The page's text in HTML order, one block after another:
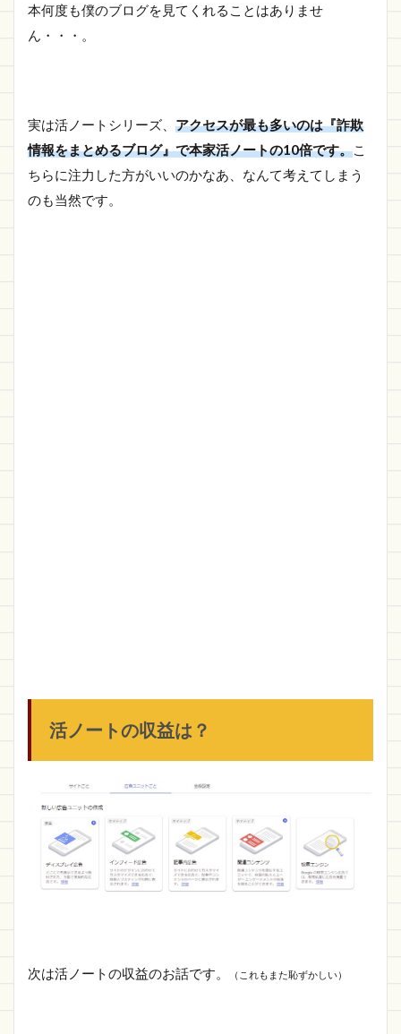
本何度も僕のブログを見てくれることはありませ
ん・・・。
実は活ノートシリーズ、 アクセスが最も多いのは『詐欺
情報をまとめるブログ』で本家活ノートの10倍です。こ
ちらに注力した方がいいのかなあ、なんて考えてしまう
のも当然です。
活ノートの収益は？
次は活ノートの収益のお話です。 （これもまた恥ずかしい）